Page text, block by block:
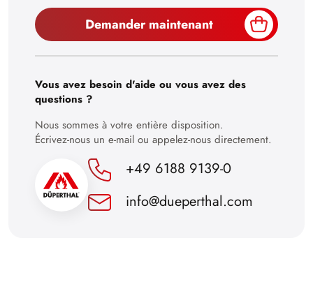
30
Demander maintenant
Vous avez besoin d'aide ou vous avez des
questions ?
Nous sommes à votre entière disposition.
Écrivez-nous un e-mail ou appelez-nous directement.
+49 6188 9139-0
info@dueperthal.com